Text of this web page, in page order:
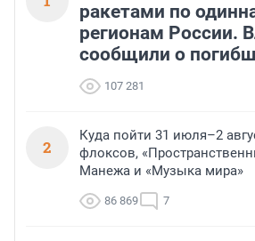
ракетами по
регионам России.
сообщили о
107 281
2
Куда пойти 31 июля–2
флоксов,
Манежа и «Музыка мира»
86 869 7